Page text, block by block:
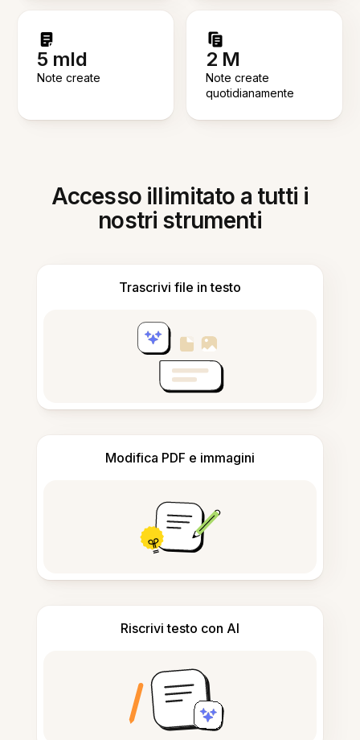
5 mld
Note create
2 M
Note create
quotidianamente
Accesso illimitato a tutti i
nostri strumenti
Trascrivi file in testo
Modifica PDF e immagini
Riscrivi testo con AI